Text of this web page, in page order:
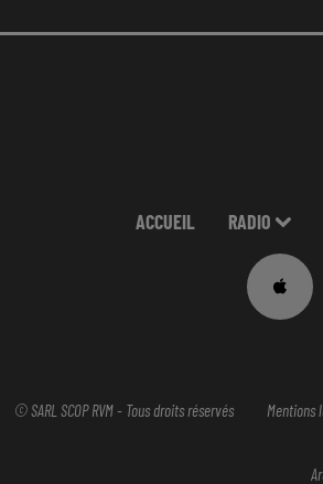
ACCUEIL RADIO
© SARL SCOP RVM - Tous droits réservés Mentions